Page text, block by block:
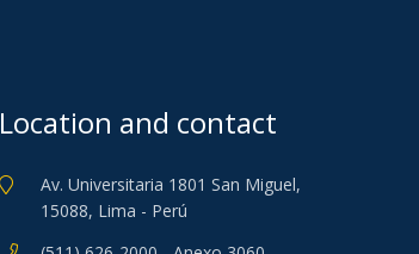
Location and contact
Av. Universitaria 1801 San Miguel,
15088, Lima - Perú